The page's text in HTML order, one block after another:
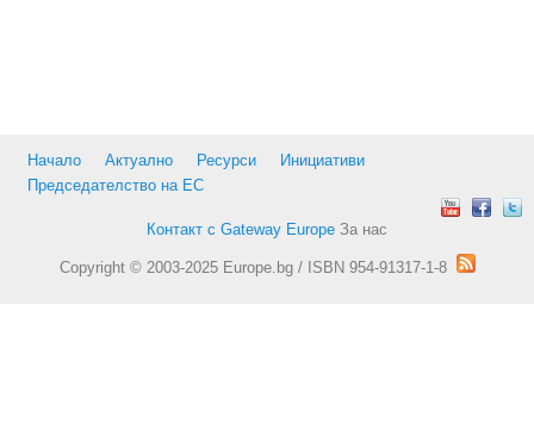
Начало Актуално Ресурси
Инициативи
Председателство на ЕС
Контакт с Gateway Europe За нас
Copyright © 2003-2025 Europe.bg / ISBN 954-91317-1-8